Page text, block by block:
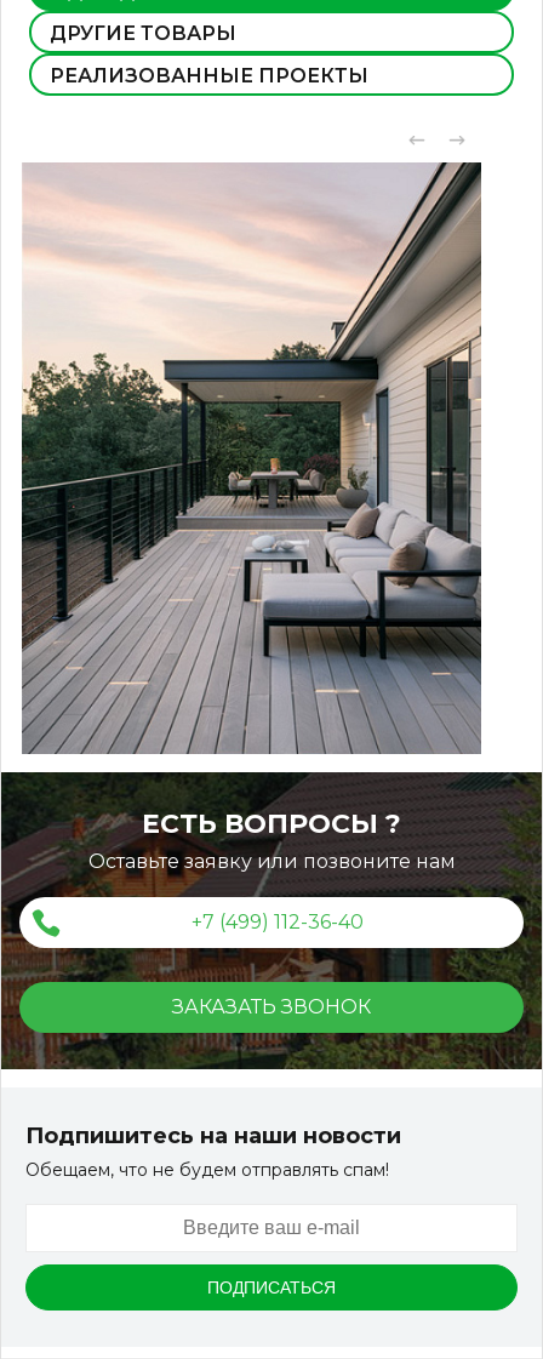
ДРУГИЕ ТОВАРЫ
РЕАЛИЗОВАННЫЕ ПРОЕКТЫ
150*25*3000 мм
ЕСТЬ ВОПРОСЫ ?
Оставьте заявку или позвоните нам
+7 (499) 112-36-40
ЗАКАЗАТЬ ЗВОНОК
Подпишитесь на наши новости
Обещаем, что не будем отправлять спам!